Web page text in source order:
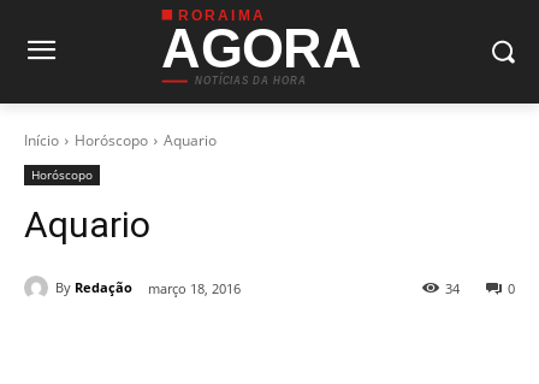
RORAIMA
AGORA
NOTÍCIAS DA HORA
Início Horóscopo Aquario
Horóscopo
Aquario
By Redação março 18, 2016 0
34